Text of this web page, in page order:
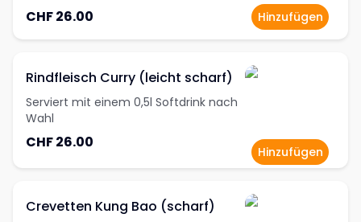
CHF 26.00 Hinzufügen
Rindfleisch Curry (leicht scharf)
Serviert mit einem 0,5l Softdrink nach
Wahl
CHF 26.00
Hinzufügen
Crevetten Kung Bao (scharf)